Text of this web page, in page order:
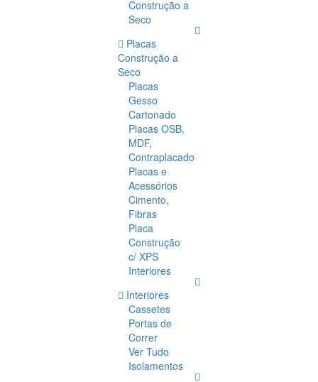
Construção a
Seco
Placas
Construção a
Seco
Placas
Gesso
Cartonado
Placas OSB,
MDF,
Contraplacado
Placas e
Acessórios
Cimento,
Fibras
Placa
Construção
c/ XPS
Interiores
Interiores
Cassetes
Portas de
Correr
Ver Tudo
Isolamentos